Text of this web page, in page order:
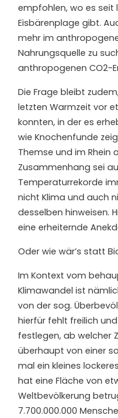
empfohlen, wo es seit
Eisbärenplage gibt.
mehr im
Nahrungsquelle zu
anthropogenen CO2-
Die Frage bleibt
letzten Warmzeit vor
konnten, in der es
wie Knochenfunde
Themse und im Rhein
Zusammenhang sei
Temperaturrekorde
nicht Klima und auch
desselben hinweisen.
eine erheiternde
Oder wie wär’s statt
Im Kontext vom
Klimawandel ist
von der sog.
hierfür fehlt freilich
festlegen, ab welcher
überhaupt von einer
mal ein kleines
hat eine Fläche von
Weltbevölkerung
7.700.000.000